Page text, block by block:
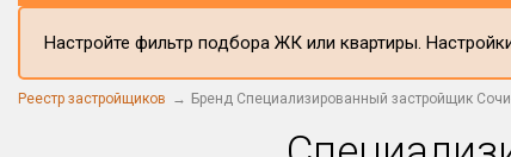
Настройте фильтр подбора ЖК или квартиры.
Реестр застройщиков Бренд Специализированный застройщик